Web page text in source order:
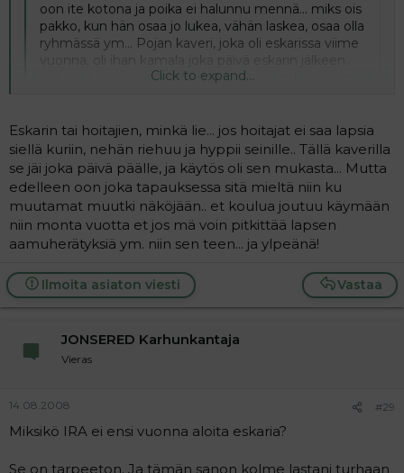
oon ite kotona ja poika ei halunnu mennä... miks ois
pakko, kun hän osaa jo lukea, vähän laskea, osaa olla
ryhmässä ym... Pojan kaveri, joka oli eskarissa viime
vuonna, oli ihan kamala joka päivä eskarin jälkeen..
riehu ja huusi vaan... että enpä nyt tiiä onko se niin
Se riehuminen oli siis eskarin syytä? =)
Click to expand...
Eskarin tai hoitajien, minkä lie... jos hoitajat ei saa lapsia
siellä kuriin, nehän riehuu ja hyppii seinille.. Tällä kaverilla
se jäi joka päivä päälle, ja käytös oli sen mukasta... Mutta
edelleen oon joka tapauksessa sitä mieltä niin ku
muutamat muutki näköjään.. et koulua joutuu käymään
niin monta vuotta et jos mä voin pitkittää lapsen
aamuherätyksiä ym. niin sen teen... ja ylpeänä!
Vastaa
Ilmoita asiaton viesti
JONSERED Karhunkantaja
Vieras
14.08.2008 #29
Miksikö IRA ei ensi vuonna aloita eskaria?
Se on tarpeeton. Ja tämän sanon kolme lastani turhaan